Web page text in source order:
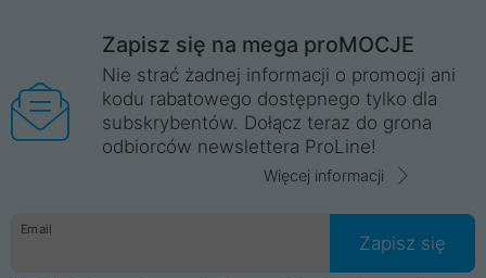
Zapisz się na mega proMOCJE
Nie strać żadnej informacji o promocji ani
kodu rabatowego dostępnego tylko dla
subskrybentów. Dołącz teraz do grona
odbiorców newslettera ProLine!
Więcej informacji
Email
Zapisz się